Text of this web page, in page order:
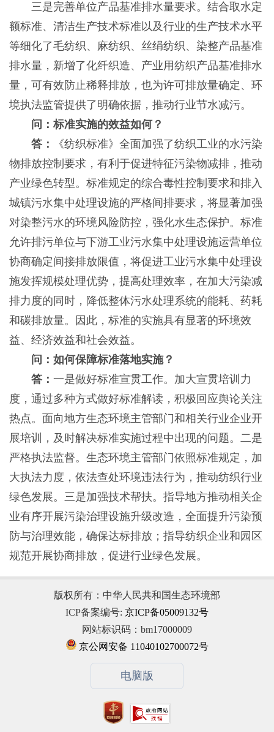
三是完善单位产品基准排水量要求。结合取水定
额标准、清洁生产技术标准以及行业的生产技术水平
等细化了毛纺织、麻纺织、丝绢纺织、染整产品基准
排水量，新增了化纤织造、产业用纺织产品基准排水
量，可有效防止稀释排放，也为许可排放量确定、环
境执法监管提供了明确依据，推动行业节水减污。
问：标准实施的效益如何？
答：
《纺织标准》全面加强了纺织工业的水污染
物排放控制要求，有利于促进特征污染物减排，推动
产业绿色转型。标准规定的综合毒性控制要求和排入
城镇污水集中处理设施的严格间排要求，将显著加强
对染整污水的环境风险防控，强化水生态保护。标准
允许排污单位与下游工业污水集中处理设施运营单位
协商确定间接排放限值，将促进工业污水集中处理设
施发挥规模处理优势，提高处理效率，在加大污染减
排力度的同时，降低整体污水处理系统的能耗、药耗
和碳排放量。因此，标准的实施具有显著的环境效
益、经济效益和社会效益。
问：如何保障标准落地实施？
答： 一是做好标准宣贯工作。加大宣贯培训力
度，通过多种方式做好标准解读，积极回应舆论关注
热点。面向地方生态环境主管部门和相关行业企业开
展培训，及时解决标准实施过程中出现的问题。二是
严格执法监督。生态环境主管部门依照标准规定，加
大执法力度，依法查处环境违法行为，推动纺织行业
绿色发展。三是加强技术帮扶。指导地方推动相关企
业有序开展污染治理设施升级改造，全面提升污染预
防与治理效能，确保达标排放；指导纺织企业和园区
规范开展协商排放，促进行业绿色发展。
版权所有：中华人民共和国生态环境部
ICP备案编号: 京ICP备05009132号
网站标识码：bm17000009
京公网安备 11040102700072号
电脑版